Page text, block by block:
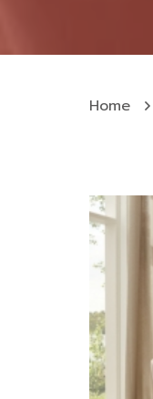
Home